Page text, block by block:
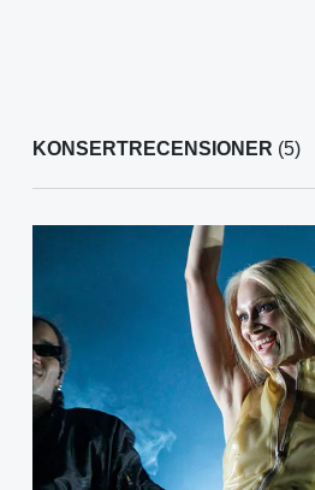
KONSERTRECENSIONER (5)